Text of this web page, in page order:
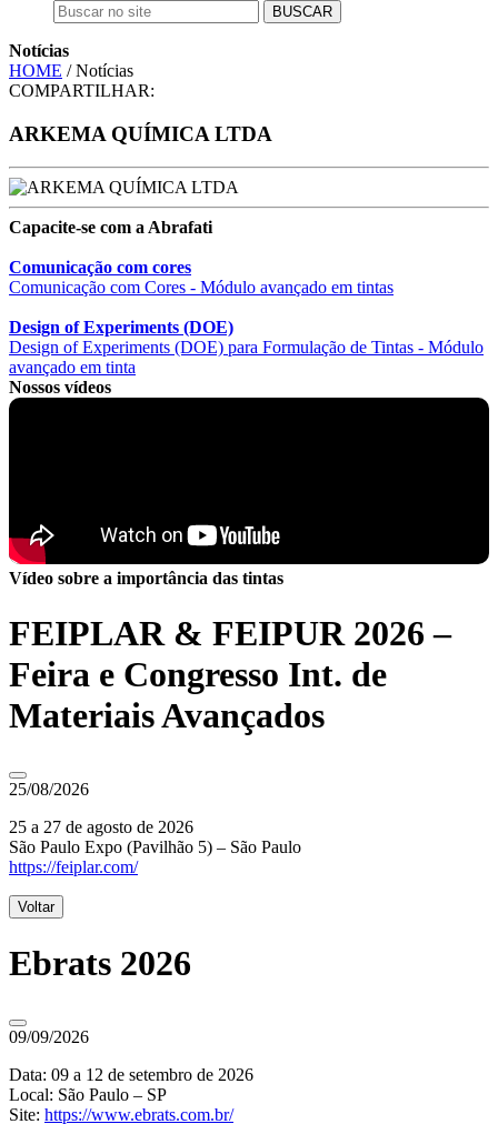
BUSCAR
Notícias
HOME / Notícias
COMPARTILHAR:
ARKEMA QUÍMICA LTDA
Capacite-se com a Abrafati
Comunicação com cores
Comunicação com Cores - Módulo avançado em tintas
Design of Experiments (DOE)
Design of Experiments (DOE) para Formulação de Tintas - Módulo
avançado em tinta
Nossos vídeos
Vídeo sobre a importância das tintas
FEIPLAR & FEIPUR 2026 –
Feira e Congresso Int. de
Materiais Avançados
25/08/2026
25 a 27 de agosto de 2026
São Paulo Expo (Pavilhão 5) – São Paulo
https://feiplar.com/
Voltar
Ebrats 2026
09/09/2026
Data: 09 a 12 de setembro de 2026
Local: São Paulo – SP
Site: https://www.ebrats.com.br/